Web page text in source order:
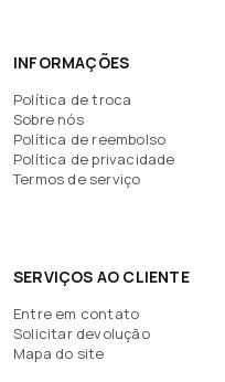
INFORMAÇÕES
Política de troca
Sobre nós
Política de reembolso
Política de privacidade
Termos de serviço
SERVIÇOS AO CLIENTE
Entre em contato
Solicitar devolução
Mapa do site